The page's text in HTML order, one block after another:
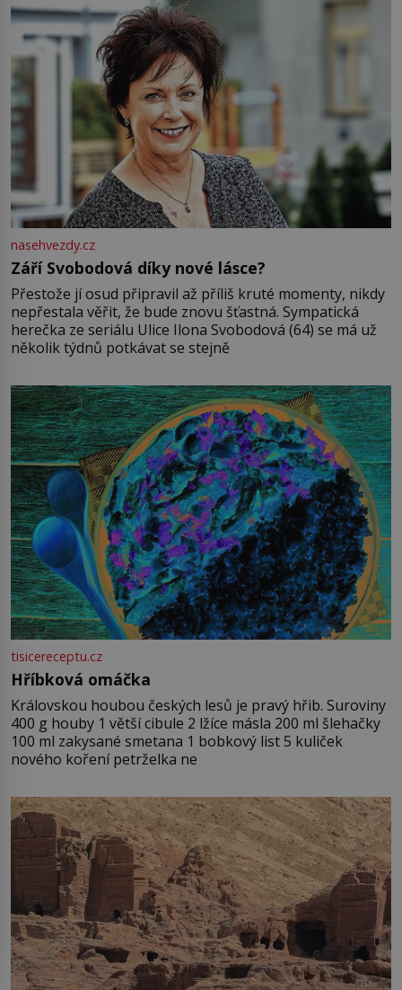
nasehvezdy.cz
Září Svobodová díky nové lásce?
Přestože jí osud připravil až příliš kruté momenty, nikdy
nepřestala věřit, že bude znovu šťastná. Sympatická
herečka ze seriálu Ulice Ilona Svobodová (64) se má už
několik týdnů potkávat se stejně
tisicereceptu.cz
Hříbková omáčka
Královskou houbou českých lesů je pravý hřib. Suroviny
400 g houby 1 větší cibule 2 lžíce másla 200 ml šlehačky
100 ml zakysané smetana 1 bobkový list 5 kuliček
nového koření petrželka ne